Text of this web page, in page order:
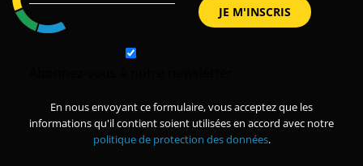
En nous envoyant ce formulaire, vous acceptez que les
informations qu'il contient soient utilisées en accord avec notre
politique de protection des données.